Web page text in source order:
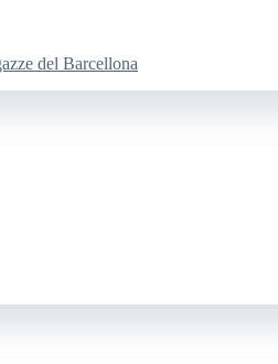
del Barcellona